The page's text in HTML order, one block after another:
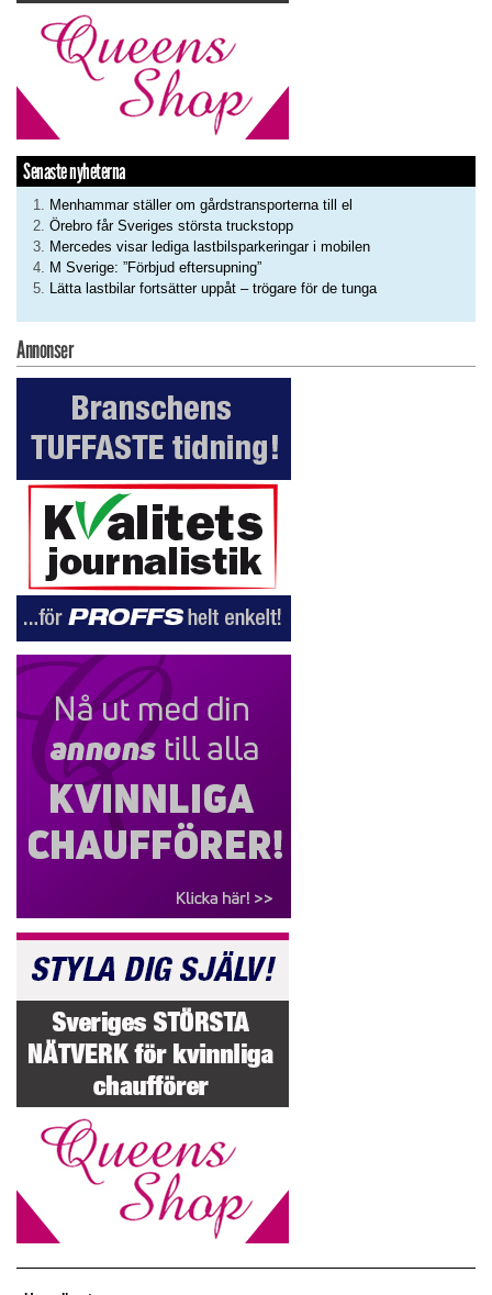
Senaste nyheterna
Menhammar ställer om gårdstransporterna till el
Örebro får Sveriges största truckstopp
Mercedes visar lediga lastbilsparkeringar i mobilen
M Sverige: ”Förbjud eftersupning”
Lätta lastbilar fortsätter uppåt – trögare för de tunga
Annonser